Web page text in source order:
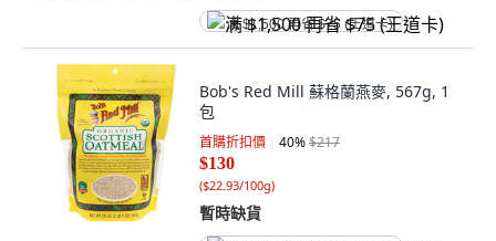
满 $1,500 再省 $75 (王道卡)
Bob's Red Mill 蘇格蘭燕麥, 567g, 1
包
首購折扣價 40%$217
$130
($22.93/100g)
暫時缺貨